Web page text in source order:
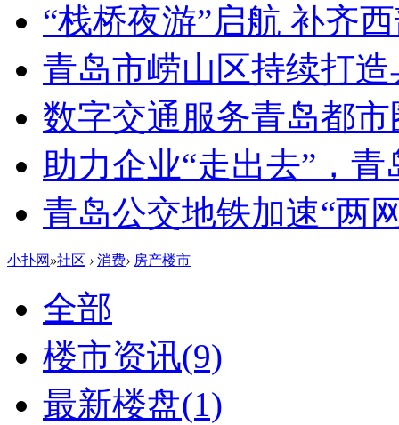
“栈桥夜游”启航 补齐
青岛市崂山区持续打
数字交通服务青岛都
助力企业“走出去”，
青岛公交地铁加速“两
小扑网 »社区 › 消费› 房产楼市
全部
楼市资讯(9)
最新楼盘(1)